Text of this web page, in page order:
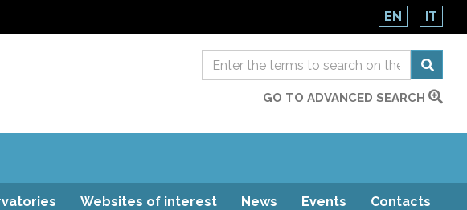
EN IT
GO TO ADVANCED SEARCH
Websites of interest News Events Contacts